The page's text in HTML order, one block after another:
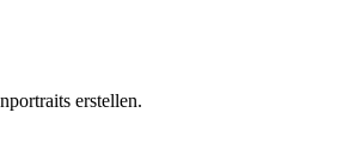
erstellen.